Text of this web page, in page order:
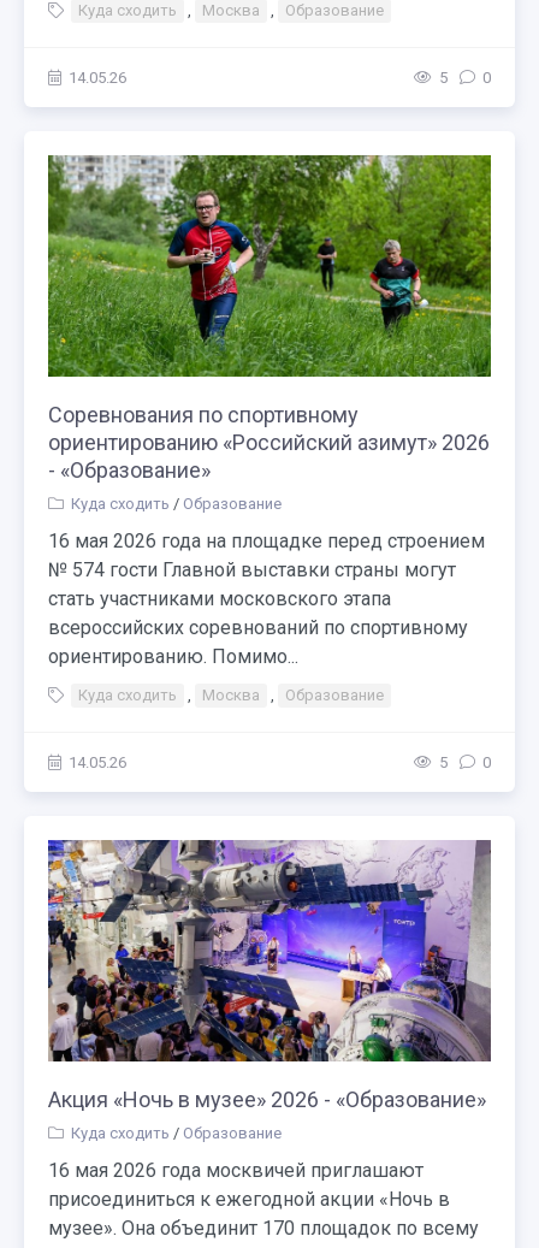
Куда сходить , Москва , Образование
14.05.26 5 0
Соревнования по спортивному
ориентированию «Российский азимут» 2026
- «Образование»
Куда сходить / Образование
16 мая 2026 года на площадке перед строением
№ 574 гости Главной выставки страны могут
стать участниками московского этапа
всероссийских соревнований по спортивному
ориентированию. Помимо...
Куда сходить , Москва , Образование
14.05.26 5 0
Акция «Ночь в музее» 2026 - «Образование»
Куда сходить / Образование
16 мая 2026 года москвичей приглашают
присоединиться к ежегодной акции «Ночь в
музее». Она объединит 170 площадок по всему